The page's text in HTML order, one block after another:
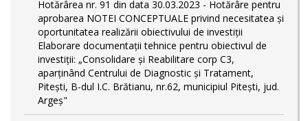
Hotărârea nr. 91 din data 30.03.2023 - Hotărâre pentru
aprobarea NOTEI CONCEPTUALE privind necesitatea și
oportunitatea realizării obiectivului de investiții
Elaborare documentații tehnice pentru obiectivul de
investiţii: „Consolidare și Reabilitare corp C3,
aparținând Centrului de Diagnostic și Tratament,
Pitești, B-dul I.C. Brătianu, nr.62, municipiul Pitești, jud.
Argeș"